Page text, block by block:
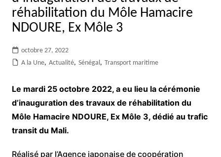
réhabilitation du Môle Hamacire
NDOURE, Ex Môle 3
octobre 27, 2022
A la Une, Actualité, Sénégal, Transport maritime
Le mardi 25 octobre 2022, a eu lieu la cérémonie
d’inauguration des travaux de réhabilitation du
Môle Hamacire NDOURE, Ex Môle 3, dédié au trafic
transit du Mali.
Réalisé par l’Agence japonaise de coopération